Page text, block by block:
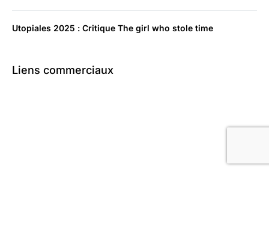
Utopiales 2025 : Critique The girl who stole time
Liens commerciaux